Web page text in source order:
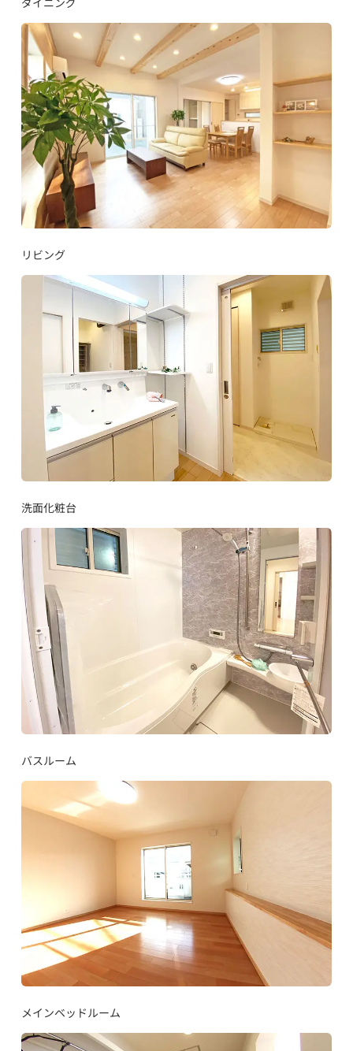
リビング
洗面化粧台
バスルーム
メインベッドルーム